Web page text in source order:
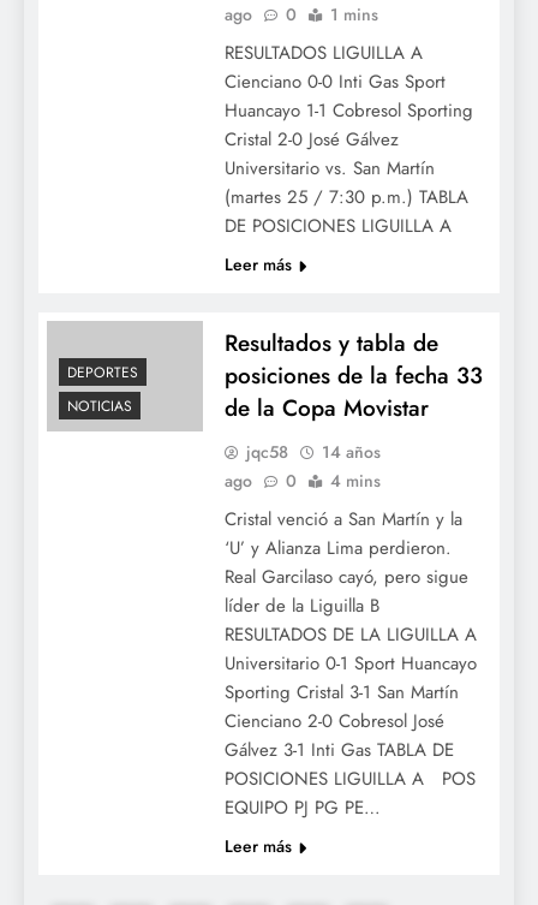
ago
0 1 mins
RESULTADOS LIGUILLA A
Cienciano 0-0 Inti Gas Sport
Huancayo 1-1 Cobresol Sporting
Cristal 2-0 José Gálvez
Universitario vs. San Martín
(martes 25 / 7:30 p.m.) TABLA
DE POSICIONES LIGUILLA A
Leer más
DEPORTES
NOTICIAS
Resultados y tabla de
posiciones de la fecha 33
de la Copa Movistar
jqc58
14 años
ago
0 4 mins
Cristal venció a San Martín y la
‘U’ y Alianza Lima perdieron.
Real Garcilaso cayó, pero sigue
líder de la Liguilla B
RESULTADOS DE LA LIGUILLA A
Universitario 0-1 Sport Huancayo
Sporting Cristal 3-1 San Martín
Cienciano 2-0 Cobresol José
Gálvez 3-1 Inti Gas TABLA DE
POSICIONES LIGUILLA A POS
EQUIPO PJ PG PE…
Leer más